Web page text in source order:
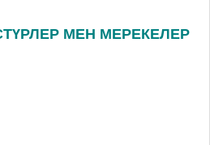
МЕН МЕРЕКЕЛЕР